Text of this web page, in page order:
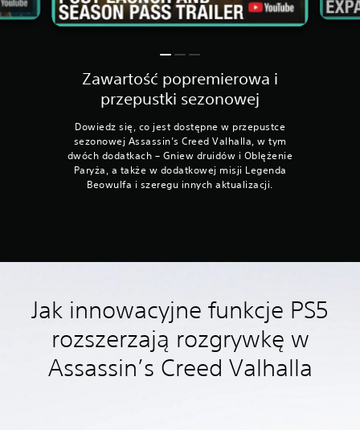
Zawartość popremierowa i
przepustki sezonowej
Dowiedz się, co jest dostępne w przepustce
sezonowej Assassin’s Creed Valhalla, w tym
dwóch dodatkach – Gniew druidów i Oblężenie
Paryża, a także w dodatkowej misji Legenda
Beowulfa i szeregu innych aktualizacji.
Jak innowacyjne funkcje PS5
rozszerzają rozgrywkę w
Assassin’s Creed Valhalla